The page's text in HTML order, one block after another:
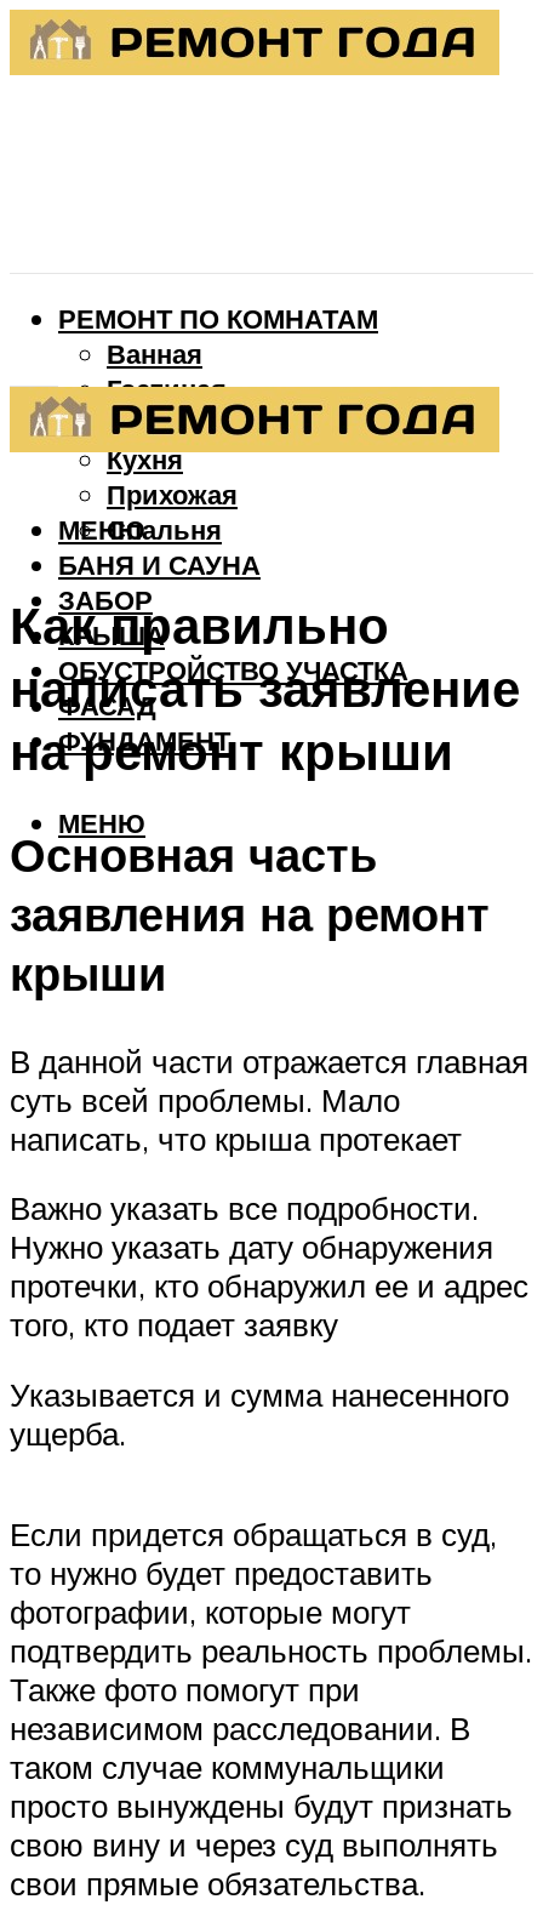
РЕМОНТ ПО КОМНАТАМ
Ванная
Гостиная
Детская
Кухня
Прихожая
Спальня
БАНЯ И САУНА
ЗАБОР
КРЫША
ОБУСТРОЙСТВО УЧАСТКА
ФАСАД
ФУНДАМЕНТ
МЕНЮ
МЕНЮ
Как правильно
написать заявление
на ремонт крыши
Основная часть
заявления на ремонт
крыши
В данной части отражается главная
суть всей проблемы. Мало
написать, что крыша протекает
Важно указать все подробности.
Нужно указать дату обнаружения
протечки, кто обнаружил ее и адрес
того, кто подает заявку
Указывается и сумма нанесенного
ущерба.
Если придется обращаться в суд,
то нужно будет предоставить
фотографии, которые могут
подтвердить реальность проблемы.
Также фото помогут при
независимом расследовании. В
таком случае коммунальщики
просто вынуждены будут признать
свою вину и через суд выполнять
свои прямые обязательства.